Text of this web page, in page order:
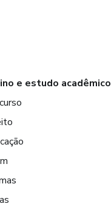
e estudo acadêmico